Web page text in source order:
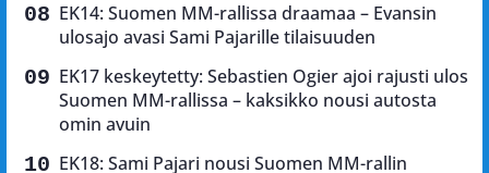
EK14: Suomen MM-rallissa draamaa – Evansin
ulosajo avasi Sami Pajarille tilaisuuden
EK17 keskeytetty: Sebastien Ogier ajoi rajusti ulos
Suomen MM-rallissa – kaksikko nousi autosta
omin avuin
EK18: Sami Pajari nousi Suomen MM-rallin